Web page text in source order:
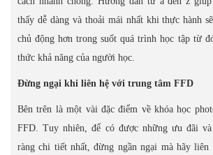
thấy dễ dàng và thoải mái nhất khi thực hành
chủ động hơn trong suốt quá trình học tập từ
thức khả năng của người học.
Đừng ngại khi liên hệ với trung tâm FFD
Bên trên là một vài đặc điểm về khóa học
FFD. Tuy nhiên, để có được những ưu đãi
ràng chi tiết nhất, đừng ngần ngại mà hãy liên